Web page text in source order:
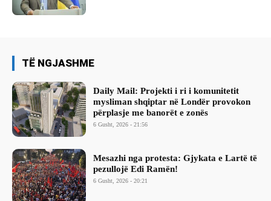
TË NGJASHME
Daily Mail: Projekti i ri i komunitetit
mysliman shqiptar në Londër provokon
përplasje me banorët e zonës
6 Gusht, 2026 - 21:56
Mesazhi nga protesta: Gjykata e Lartë të
pezullojë Edi Ramën!
6 Gusht, 2026 - 20:21